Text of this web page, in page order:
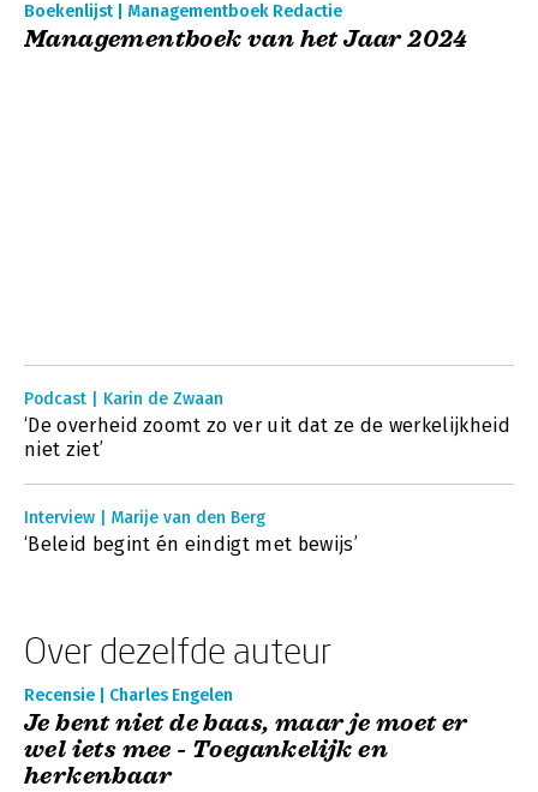
Boekenlijst | Managementboek Redactie
Managementboek van het Jaar 2024
Podcast | Karin de Zwaan
‘De overheid zoomt zo ver uit dat ze de werkelijkheid
niet ziet’
Interview | Marije van den Berg
‘Beleid begint én eindigt met bewijs’
Over dezelfde auteur
Recensie | Charles Engelen
Je bent niet de baas, maar je moet er
wel iets mee - Toegankelijk en
herkenbaar